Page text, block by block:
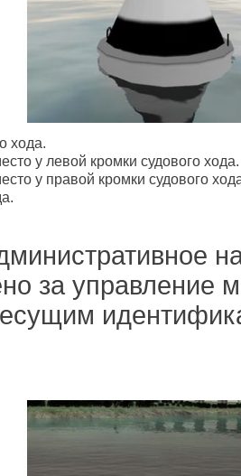
хода.
у левой кромки судового хода.
у правой кромки судового
за управление